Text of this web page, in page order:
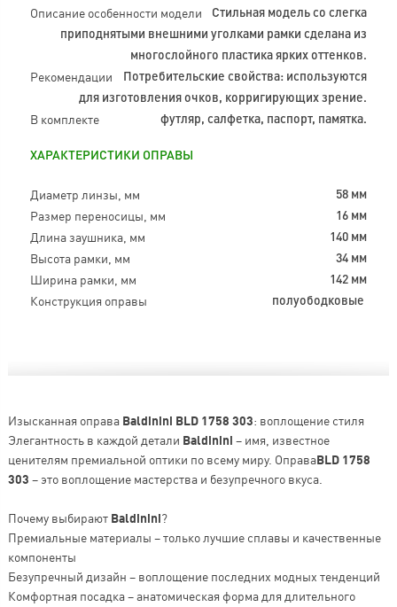
Описание особенности модели
Стильная модель со слегка
приподнятыми внешними уголками рамки сделана из
многослойного пластика ярких оттенков.
Рекомендации
Потребительские свойства: используются
для изготовления очков, корригирующих зрение.
В комплекте футляр, салфетка, паспорт, памятка.
ХАРАКТЕРИСТИКИ ОПРАВЫ
Диаметр линзы, мм 58 мм
Размер переносицы, мм 16 мм
Длина заушника, мм 140 мм
Высота рамки, мм 34 мм
Ширина рамки, мм 142 мм
Конструкция оправы полуободковые
Изысканная оправа Baldinini BLD 1758 303: воплощение стиля
Элегантность в каждой детали Baldinini – имя, известное
ценителям премиальной оптики по всему миру. ОправаBLD 1758
303 – это воплощение мастерства и безупречного вкуса.
Почему выбирают Baldinini?
Премиальные материалы – только лучшие сплавы и качественные
компоненты
Безупречный дизайн – воплощение последних модных тенденций
Комфортная посадка – анатомическая форма для длительного